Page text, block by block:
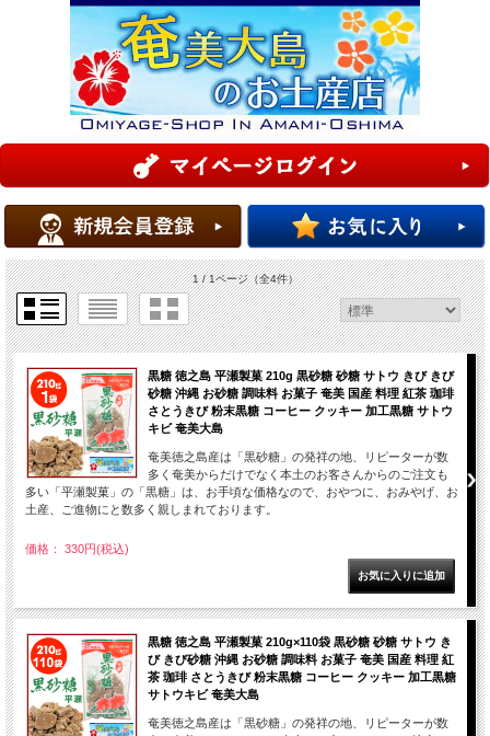
1 / 1ページ（全4件）
黒糖 徳之島 平瀬製菓 210g 黒砂糖 砂糖 サトウ きび きび
砂糖 沖縄 お砂糖 調味料 お菓子 奄美 国産 料理 紅茶 珈琲
さとうきび 粉末黒糖 コーヒー クッキー 加工黒糖 サトウ
キビ 奄美大島
奄美徳之島産は「黒砂糖」の発祥の地、リピーターが数
多く奄美からだけでなく本土のお客さんからのご注文も
多い「平瀬製菓」の「黒糖」は、お手頃な価格なので、おやつに、おみやげ、お
土産、ご進物にと数多く親しまれております。
価格： 330円(税込)
黒糖 徳之島 平瀬製菓 210g×110袋 黒砂糖 砂糖 サトウ き
び きび砂糖 沖縄 お砂糖 調味料 お菓子 奄美 国産 料理 紅
茶 珈琲 さとうきび 粉末黒糖 コーヒー クッキー 加工黒糖
サトウキビ 奄美大島
奄美徳之島産は「黒砂糖」の発祥の地、リピーターが数